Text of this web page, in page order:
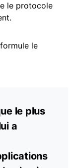
le protocole
le
le plus
a